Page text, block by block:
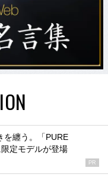
を纏う。「PURE
定モデルが登場
PR